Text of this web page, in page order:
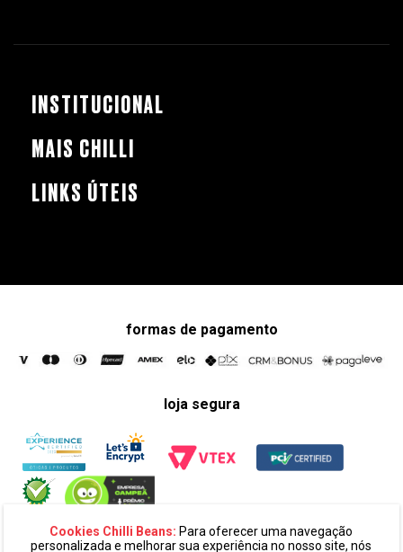
Cookies Chilli Beans: Para oferecer uma navegação
personalizada e melhorar sua experiência no nosso site, nós
INSTITUCIONAL
MAIS CHILLI
LINKS ÚTEIS
formas de pagamento
loja segura